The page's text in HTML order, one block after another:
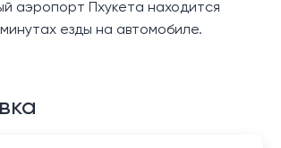
аэропорт Пхукета находится
езды на автомобиле.